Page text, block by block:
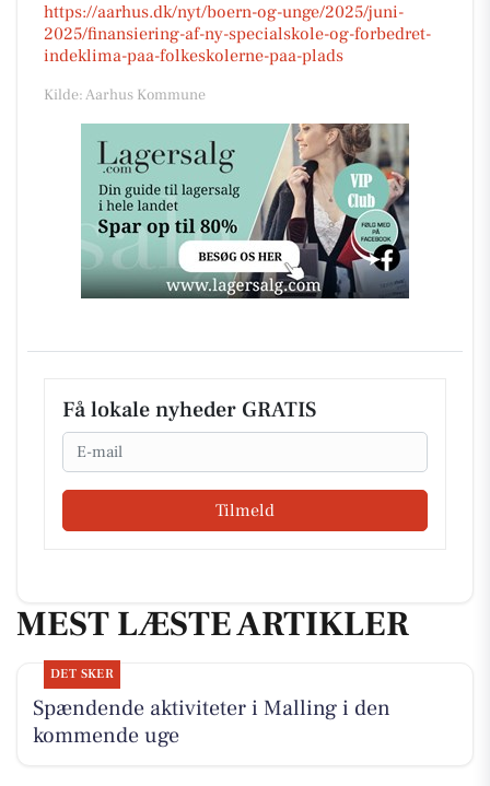
https://aarhus.dk/nyt/boern-og-unge/2025/juni-
2025/finansiering-af-ny-specialskole-og-forbedret-
indeklima-paa-folkeskolerne-paa-plads
Kilde: Aarhus Kommune
Få lokale nyheder GRATIS
Email
Tilmeld
MEST LÆSTE ARTIKLER
DET SKER
Spændende aktiviteter i Malling i den
kommende uge